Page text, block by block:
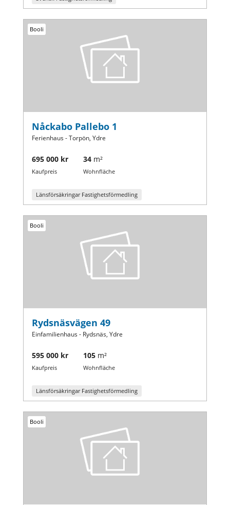
Booli
Nåckabo Pallebo 1
Ferienhaus - Torpön, Ydre
695 000 kr
Kaufpreis
34 m²
Wohnfläche
Länsförsäkringar Fastighetsförmedling
Booli
Rydsnäsvägen 49
Einfamilienhaus - Rydsnäs, Ydre
595 000 kr
Kaufpreis
105 m²
Wohnfläche
Länsförsäkringar Fastighetsförmedling
Booli